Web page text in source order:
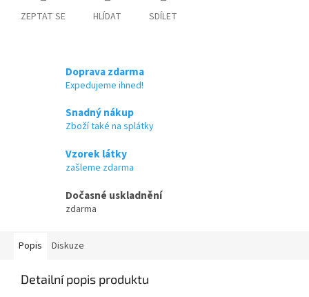
ZEPTAT SE HLÍDAT SDÍLET
Doprava zdarma
Expedujeme ihned!
Snadný nákup
Zboží také na splátky
Vzorek látky
zašleme zdarma
Dočasné uskladnění
zdarma
Popis Diskuze
Detailní popis produktu